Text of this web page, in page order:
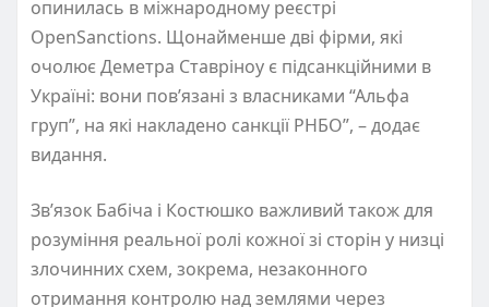
опинилась в міжнародному реєстрі
OpenSanctions. Щонайменше дві фірми, які
очолює Деметра Ставріноу є підсанкційними в
Україні: вони повʼязані з власниками “Альфа
груп”, на які накладено санкції РНБО”, – додає
видання.
Звʼязок Бабіча і Костюшко важливий також для
розуміння реальної ролі кожної зі сторін у низці
злочинних схем, зокрема, незаконного
отримання контролю над землями через